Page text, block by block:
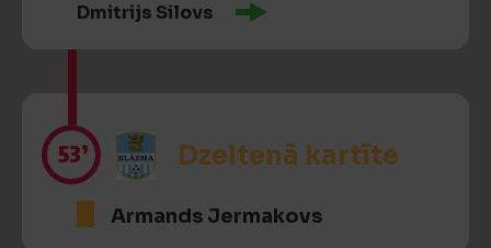
Dmitrijs Silovs
53’ Dzeltenā kartīte
Armands Jermakovs